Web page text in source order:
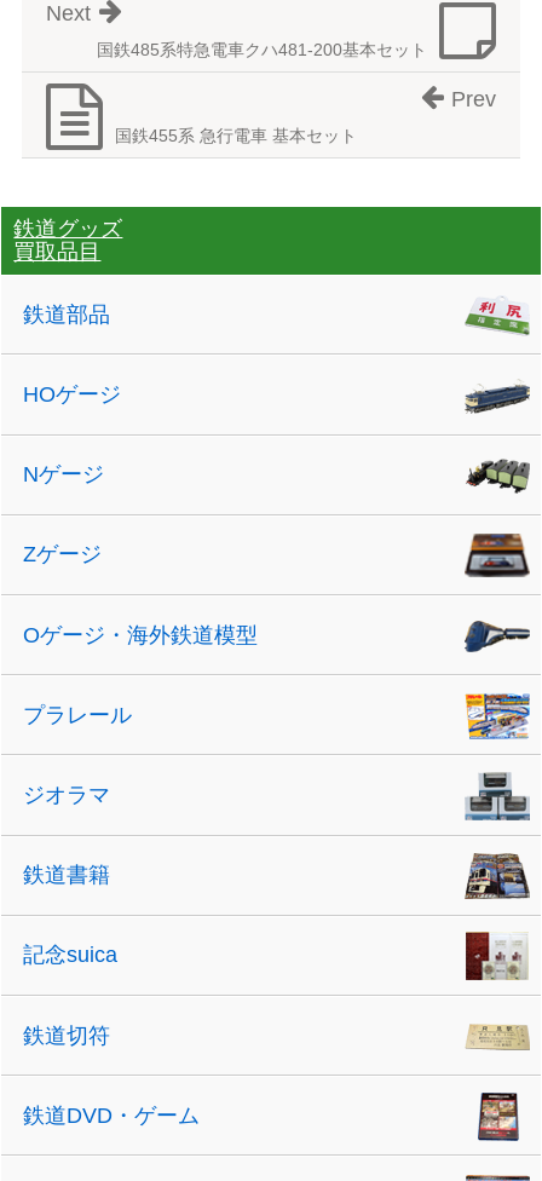
国鉄485系特急電車クハ481-200基本セット
Next
国鉄455系 急行電車 基本セット
Prev
鉄道グッズ
買取品目
鉄道部品
HOゲージ
Nゲージ
Zゲージ
Oゲージ・海外鉄道模型
プラレール
ジオラマ
鉄道書籍
記念suica
鉄道切符
鉄道DVD・ゲーム